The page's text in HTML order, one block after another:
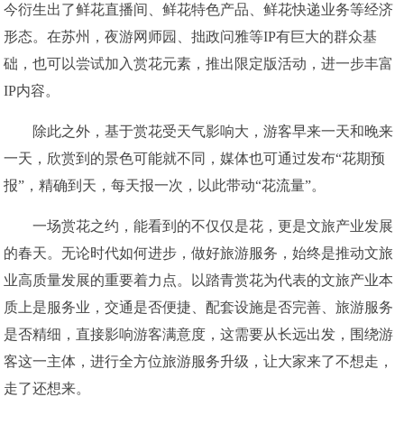
今衍生出了鲜花直播间、鲜花特色产品、鲜花快递业务等经济
形态。在苏州，夜游网师园、拙政问雅等IP有巨大的群众基
础，也可以尝试加入赏花元素，推出限定版活动，进一步丰富
IP内容。
除此之外，基于赏花受天气影响大，游客早来一天和晚来
一天，欣赏到的景色可能就不同，媒体也可通过发布“花期预
报”，精确到天，每天报一次，以此带动“花流量”。
一场赏花之约，能看到的不仅仅是花，更是文旅产业发展
的春天。无论时代如何进步，做好旅游服务，始终是推动文旅
业高质量发展的重要着力点。以踏青赏花为代表的文旅产业本
质上是服务业，交通是否便捷、配套设施是否完善、旅游服务
是否精细，直接影响游客满意度，这需要从长远出发，围绕游
客这一主体，进行全方位旅游服务升级，让大家来了不想走，
走了还想来。